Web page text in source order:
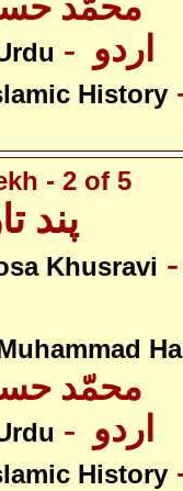
History
- 2 of 5
پند
Khusravi
محمّد
History